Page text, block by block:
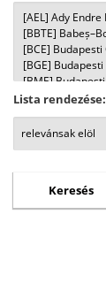
Lista rendezése: